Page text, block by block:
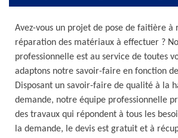
Avez-vous un projet de pose de faitière à
réparation des matériaux à effectuer ?
professionnelle est au service de toutes
adaptons notre savoir-faire en fonction
Disposant un savoir-faire de qualité à la
demande, notre équipe professionnelle
des travaux qui répondent à tous les
la demande, le devis est gratuit et à